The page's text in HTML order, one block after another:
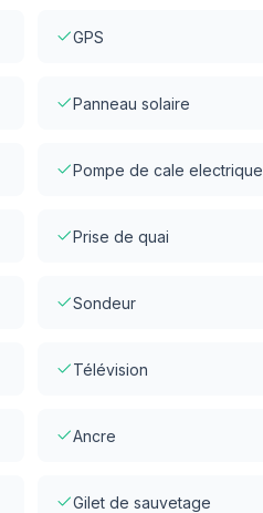
GPS
Panneau solaire
Pompe de cale electrique
Prise de quai
Sondeur
Télévision
Ancre
Gilet de sauvetage